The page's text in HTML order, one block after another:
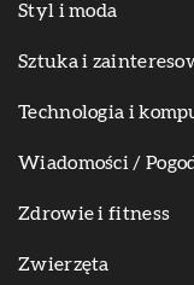
Styl i moda
Sztuka i
Technologia i
Wiadomości /
Zdrowie i fitness
Zwierzęta